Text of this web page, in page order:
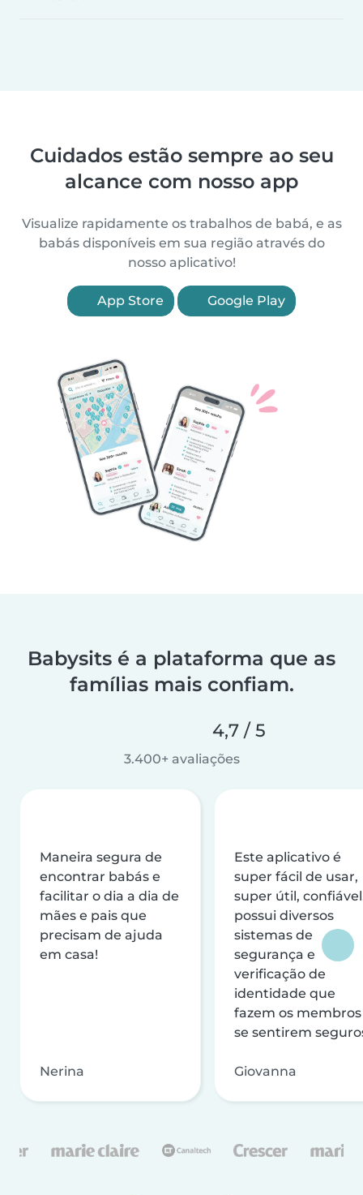
Cuidados estão sempre ao seu
alcance com nosso app
Visualize rapidamente os trabalhos de babá, e as
babás disponíveis em sua região através do
nosso aplicativo!
App Store Google Play
Babysits é a plataforma que as
famílias mais confiam.
4,7 / 5
3.400+ avaliações
Maneira segura de
encontrar babás e
facilitar o dia a dia de
mães e pais que
precisam de ajuda
em casa!
Nerina
Este aplicativo é
super fácil de usar,
super útil,
possui diversos
sistemas de
segurança e
verificação de
identidade que
fazem os membros
se sentirem
Giovanna